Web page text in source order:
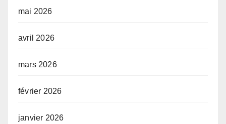
mai 2026
avril 2026
mars 2026
février 2026
janvier 2026